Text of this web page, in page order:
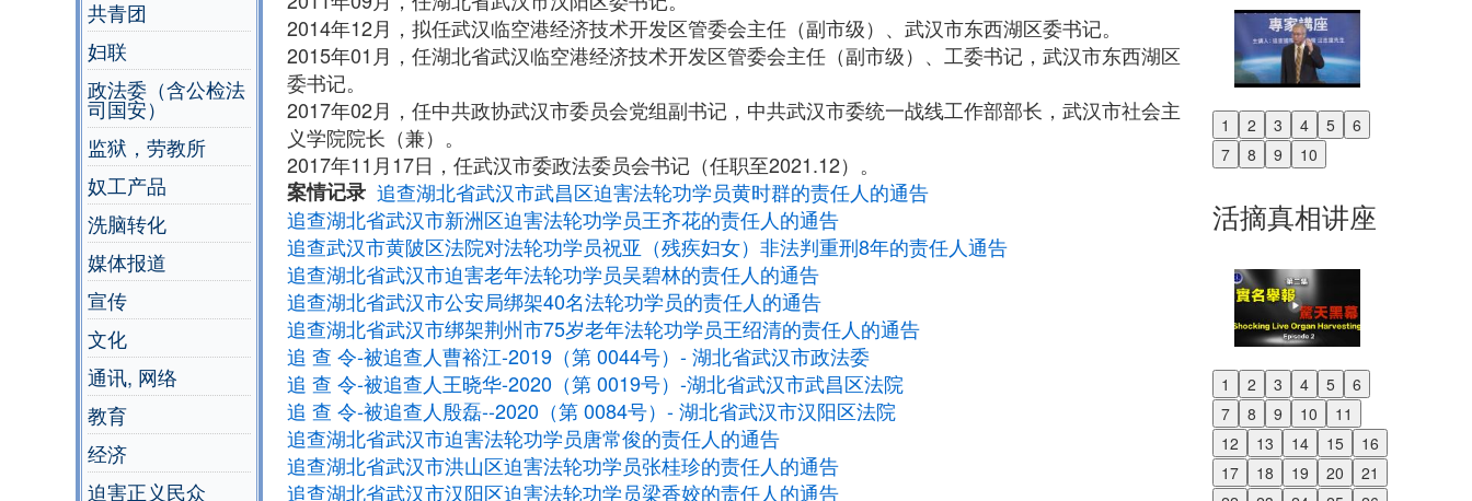
共青团
妇联
政法委（含公检法
司国安）
监狱，劳教所
奴工产品
洗脑转化
媒体报道
宣传
文化
通讯, 网络
教育
经济
迫害正义民众
2014年12月，拟任武汉临空港经济技术开发区管委会主任（副市级）、武汉市东西湖区委书记。
2015年01月，任湖北省武汉临空港经济技术开发区管委会主任（副市级）、工委书记，武汉市东西湖区
委书记。
2017年02月，任中共政协武汉市委员会党组副书记，中共武汉市委统一战线工作部部长，武汉市社会主
义学院院长（兼）。
2017年11月17日，任武汉市委政法委员会书记（任职至2021.12）。
案情记录 追查湖北省武汉市武昌区迫害法轮功学员黄时群的责任人的通告
追查湖北省武汉市新洲区迫害法轮功学员王齐花的责任人的通告
追查武汉市黄陂区法院对法轮功学员祝亚（残疾妇女）非法判重刑8年的责任人通告
追查湖北省武汉市迫害老年法轮功学员吴碧林的责任人的通告
追查湖北省武汉市公安局绑架40名法轮功学员的责任人的通告
追查湖北省武汉市绑架荆州市75岁老年法轮功学员王绍清的责任人的通告
追 查 令-被追查人曹裕江-2019（第 0044号）- 湖北省武汉市政法委
追 查 令-被追查人王晓华-2020（第 0019号）-湖北省武汉市武昌区法院
追 查 令-被追查人殷磊--2020（第 0084号）- 湖北省武汉市汉阳区法院
追查湖北省武汉市迫害法轮功学员唐常俊的责任人的通告
追查湖北省武汉市洪山区迫害法轮功学员张桂珍的责任人的通告
追查湖北省武汉市汉阳区迫害法轮功学员梁香姣的责任人的通告
1 2 3 4 5
6
7
8 9 10
Previous
Next
活摘真相讲座
1 2 3 4 5
6
7
8 9 10
11
12
13 14 15
16
17
18 19 20
21
Previous
Next